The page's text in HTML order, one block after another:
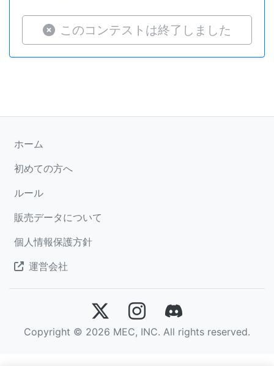
このコンテストは終了しました
ホーム
初めての方へ
ルール
販売データについて
個人情報保護方針
運営会社
Copyright © 2026 MEC, INC. All rights reserved.